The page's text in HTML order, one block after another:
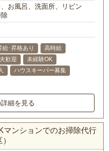
お風呂、洗面所、リビン
給･昇格あり
高時給
歓迎
未経験OK
ハウスキーパー募集
細を見る
マンションでのお掃除代行